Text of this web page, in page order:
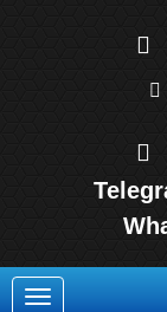
Toggle